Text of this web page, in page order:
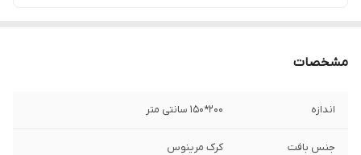
مشخصات
اندازه 200*150 سانتی متر
جنس بافت کرک مرینوس